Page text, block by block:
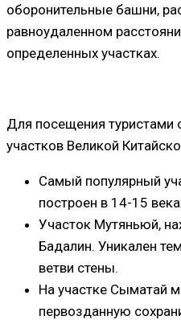
оборонительные башни,
равноудаленном
определенных участках.
Для посещения туристами
участков Великой
Самый популярный
построен в 14-15
Участок Мутяньюй,
Бадалин. Уникален
ветви стены.
На участке Сыматай
первозданную